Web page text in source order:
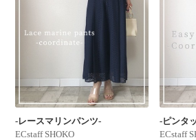
-レースマリンパンツ-
ECstaff SHOKO
-ピンタ
ECstaff